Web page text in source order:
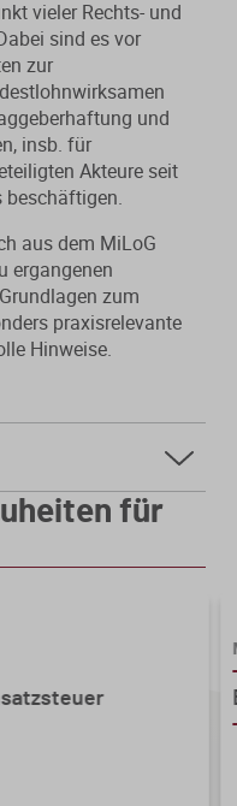
vieler Rechts- und
sind es vor
zur
und
insb. für
Akteure seit
beschäftigen.
aus dem MiLoG
ergangenen
zum
praxisrelevante
Hinweise.
68%
für